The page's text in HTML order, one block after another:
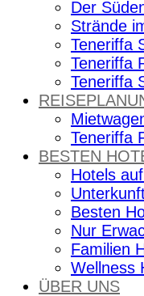
Der
Strände
Teneriffa
Teneriffa
Teneriffa
Teneriffa
BESTEN
Hotels
Besten
Nur
Familien
Wellness
ÜBER UNS